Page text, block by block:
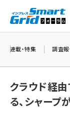
ン
連載・特集 調査
クラウド経
る、シャー